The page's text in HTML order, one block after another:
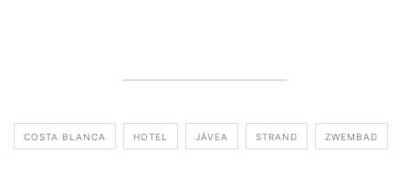
COSTA BLANCA HOTEL JÁVEA STRAND ZWEMBAD